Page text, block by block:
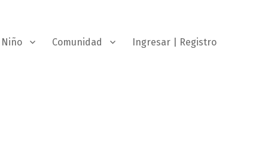
Niño Comunidad Ingresar | Registro